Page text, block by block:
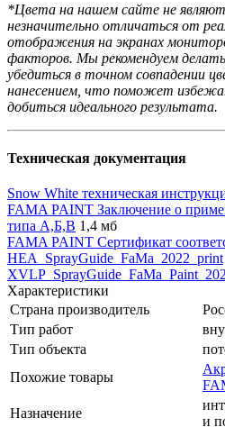
*Цвета на нашем сайте не
незначительно отличаться от
отображения на экранах
факторов. Мы рекомендуем
убедиться в точном совпадении
нанесением, что поможет
добиться идеального результата.
Техническая документация
Snow White техническая
FAMA PAINT Заключение о
типа А,Б,В 1,4 мб
FAMA PAINT Сертификат
HEA_SprayGuide_FaMa_2022_print
Характеристики
Страна производитель
Тип работ
Тип объекта
Похожие товары
Назначение
и